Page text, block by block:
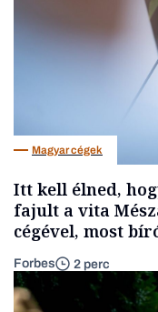
Magyar cégek
Itt kell élned,
fajult a vita
cégével, most
Forbes 2 perc